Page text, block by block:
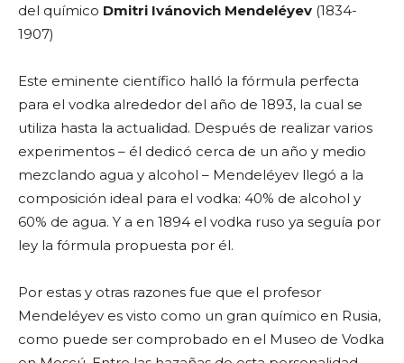
del químico Dmitri Ivánovich Mendeléyev (1834-
1907)
Este eminente científico halló la fórmula perfecta
para el vodka alrededor del año de 1893, la cual se
utiliza hasta la actualidad. Después de realizar varios
experimentos – él dedicó cerca de un año y medio
mezclando agua y alcohol – Mendeléyev llegó a la
composición ideal para el vodka: 40% de alcohol y
60% de agua. Y a en 1894 el vodka ruso ya seguía por
ley la fórmula propuesta por él.
Por estas y otras razones fue que el profesor
Mendeléyev es visto como un gran químico en Rusia,
como puede ser comprobado en el Museo de Vodka